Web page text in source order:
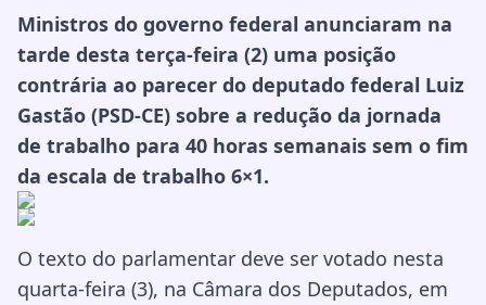
Ministros do governo federal anunciaram na
tarde desta terça-feira (2) uma posição
contrária ao parecer do deputado federal Luiz
Gastão (PSD-CE) sobre a redução da jornada
de trabalho para 40 horas semanais sem o fim
da escala de trabalho 6×1.
O texto do parlamentar deve ser votado nesta
quarta-feira (3), na Câmara dos Deputados, em